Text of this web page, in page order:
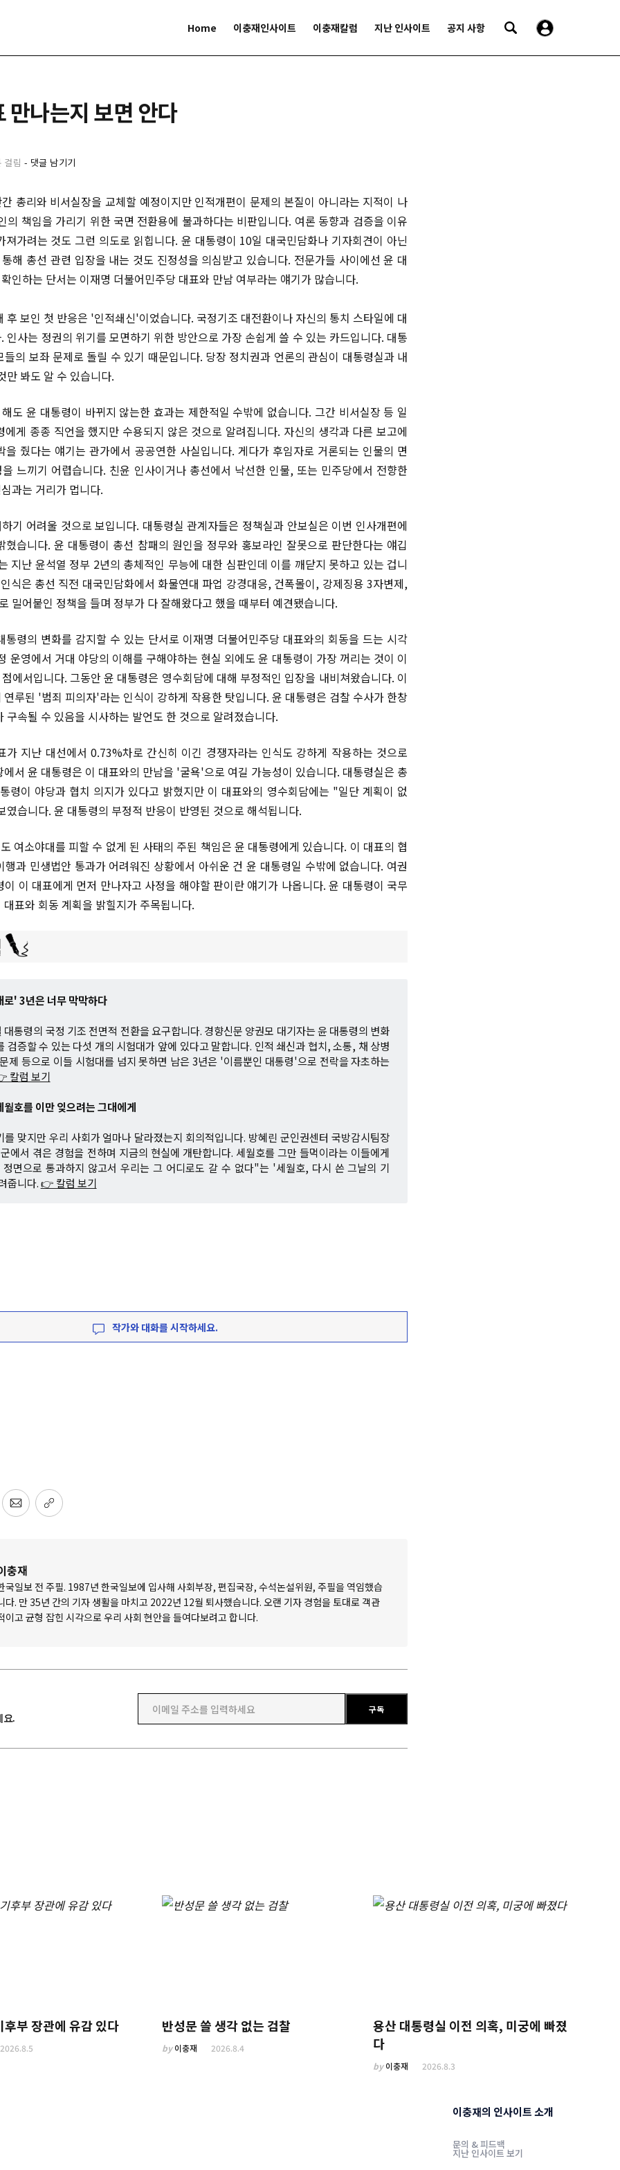
Home 이충재인사이트 이충재칼럼 지난 인사이트 공지 사항
만나는지 보면 안다
걸림 - 댓글 남기기
총리와 비서실장을 교체할 예정이지만 인적개편이 문제의 본질이 아니라는 지적이 나
의 책임을 가리기 위한 국면 전환용에 불과하다는 비판입니다. 여론 동향과 검증을 이유
져가려는 것도 그런 의도로 읽힙니다. 윤 대통령이 10일 대국민담화나 기자회견이 아닌
해 총선 관련 입장을 내는 것도 진정성을 의심받고 있습니다. 전문가들 사이에선 윤 대
인하는 단서는 이재명 더불어민주당 대표와 만남 여부라는 얘기가 많습니다.
후 보인 첫 반응은 '인적쇄신'이었습니다. 국정기조 대전환이나 자신의 통치 스타일에 대
인사는 정권의 위기를 모면하기 위한 방안으로 가장 손쉽게 쓸 수 있는 카드입니다. 대통
들의 보좌 문제로 돌릴 수 있기 때문입니다. 당장 정치권과 언론의 관심이 대통령실과 내
만 봐도 알 수 있습니다.
도 윤 대통령이 바뀌지 않는한 효과는 제한적일 수밖에 없습니다. 그간 비서실장 등 일
에게 종종 직언을 했지만 수용되지 않은 것으로 알려집니다. 자신의 생각과 다른 보고에
을 줬다는 얘기는 관가에서 공공연한 사실입니다. 게다가 후임자로 거론되는 인물의 면
느끼기 어렵습니다. 친윤 인사이거나 총선에서 낙선한 인물, 또는 민주당에서 전향한
과는 거리가 멉니다.
기 어려울 것으로 보입니다. 대통령실 관계자들은 정책실과 안보실은 이번 인사개편에
혔습니다. 윤 대통령이 총선 참패의 원인을 정무와 홍보라인 잘못으로 판단한다는 얘깁
지난 윤석열 정부 2년의 총체적인 무능에 대한 심판인데 이를 깨닫지 못하고 있는 겁니
식은 총선 직전 대국민담화에서 화물연대 파업 강경대응, 건폭몰이, 강제징용 3자변제,
밀어붙인 정책을 들며 정부가 다 잘해왔다고 했을 때부터 예견됐습니다.
통령의 변화를 감지할 수 있는 단서로 이재명 더불어민주당 대표와의 회동을 드는 시각
운영에서 거대 야당의 이해를 구해야하는 현실 외에도 윤 대통령이 가장 꺼리는 것이 이
에서입니다. 그동안 윤 대통령은 영수회담에 대해 부정적인 입장을 내비쳐왔습니다. 이
연루된 '범죄 피의자'라는 인식이 강하게 작용한 탓입니다. 윤 대통령은 검찰 수사가 한창
구속될 수 있음을 시사하는 발언도 한 것으로 알려졌습니다.
가 지난 대선에서 0.73%차로 간신히 이긴 경쟁자라는 인식도 강하게 작용하는 것으로
서 윤 대통령은 이 대표와의 만남을 '굴욕'으로 여길 가능성이 있습니다. 대통령실은 총
령이 야당과 협치 의지가 있다고 밝혔지만 이 대표와의 영수회담에는 "일단 계획이 없
였습니다. 윤 대통령의 부정적 반응이 반영된 것으로 해석됩니다.
여소야대를 피할 수 없게 된 사태의 주된 책임은 윤 대통령에게 있습니다. 이 대표의 협
행과 민생법안 통과가 어려워진 상황에서 아쉬운 건 윤 대통령일 수밖에 없습니다. 여권
이 이 대표에게 먼저 만나자고 사정을 해야할 판이란 얘기가 나옵니다. 윤 대통령이 국무
표와 회동 계획을 밝힐지가 주목됩니다.
' 3년은 너무 막막하다
대통령의 국정 기조 전면적 전환을 요구합니다. 경향신문 양권모 대기자는 윤 대통령의 변화
검증할 수 있는 다섯 개의 시험대가 앞에 있다고 말합니다. 인적 쇄신과 협치, 소통, 채 상병
제 등으로 이들 시험대를 넘지 못하면 남은 3년은 '이름뿐인 대통령'으로 전락을 자초하는
칼럼 보기
호를 이만 잊으려는 그대에게
를 맞지만 우리 사회가 얼마나 달라졌는지 회의적입니다. 방혜린 군인권센터 국방감시팀장
에서 겪은 경험을 전하며 지금의 현실에 개탄합니다. 세월호를 그만 들먹이라는 이들에게
면으로 통과하지 않고서 우리는 그 어디로도 갈 수 없다"는 '세월호, 다시 쓴 그날의 기
줍니다.👉 칼럼 보기
작가와 대화를 시작하세요.
충재
국일보 전 주필. 1987년 한국일보에 입사해 사회부장, 편집국장, 수석논설위원, 주필을 역임했습
다. 만 35년 간의 기자 생활을 마치고 2022년 12월 퇴사했습니다. 오랜 기자 경험을 토대로 객관
이고 균형 잡힌 시각으로 우리 사회 현안을 들여다보려고 합니다.
요. 이메일 주소를 입력하세요
구독
부 장관에 유감 있다
2026.8.5
반성문 쓸 생각 없는 검찰
by이충재 2026.8.4
용산 대통령실 이전 의혹, 미궁에 빠졌
다
by이충재 2026.8.3
이충재의 인사이트 소개
문의 & 피드백
지난 인사이트 보기